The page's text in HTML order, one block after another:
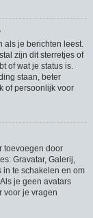
als je berichten leest.
zijn dit sterretjes of
of wat je status is.
staan, beter
of persoonlijk voor
toevoegen door
Gravatar, Galerij,
in te schakelen en om
je geen avatars
voor je vragen